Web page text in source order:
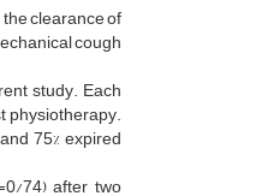
clearance of
cough
study. Each
physiotherapy.
75% expired
74) after two